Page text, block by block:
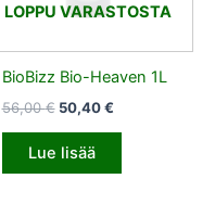
LOPPU VARASTOSTA
BioBizz Bio-Heaven 1L
56,00€ 50,40€
Lue lisää